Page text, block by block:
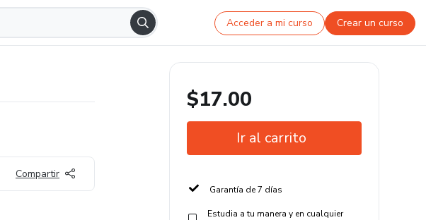
Acceder a mi curso Crear un curso
Compartir
$17.00
Ir al carrito
Garantía de 7 días
Estudia a tu manera y en cualquier